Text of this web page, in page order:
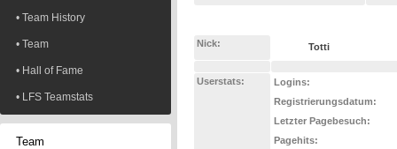
• Team History
• Team
• Hall of Fame
• LFS Teamstats
Team
Nick: Totti
Userstats:
Logins:
Registrierungsdatum:
Letzter Pagebesuch:
Pagehits: